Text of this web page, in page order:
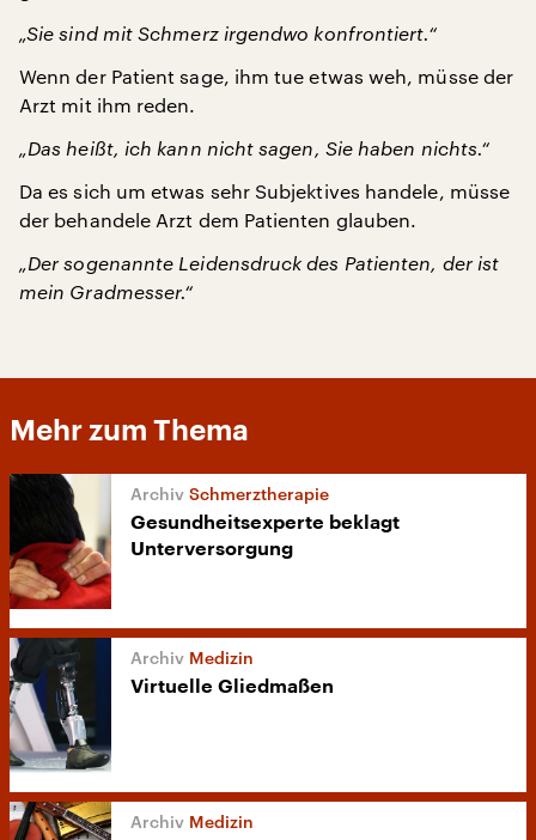
„Sie sind mit Schmerz irgendwo konfrontiert.“
Wenn der Patient sage, ihm tue etwas weh, müsse der
Arzt mit ihm reden.
„Das heißt, ich kann nicht sagen, Sie haben nichts.“
Da es sich um etwas sehr Subjektives handele, müsse
der behandele Arzt dem Patienten glauben.
„Der sogenannte Leidensdruck des Patienten, der ist
mein Gradmesser.“
Mehr zum Thema
Schmerztherapie
Gesundheitsexperte beklagt
Unterversorgung
Medizin
Virtuelle Gliedmaßen
Medizin